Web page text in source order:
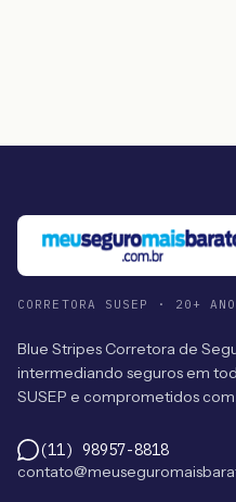
CORRETORA SUSEP · 20+
Blue Stripes Corretora de
intermediando seguros em
SUSEP e comprometidos
(11) 98957-8818